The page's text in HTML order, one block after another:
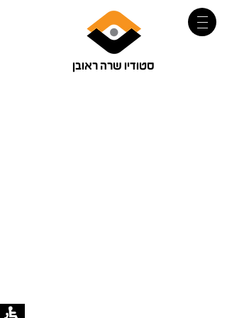
סטודיו שרה ראובן